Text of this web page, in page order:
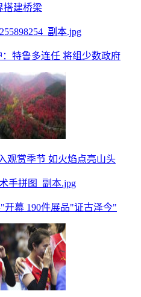
搭建桥梁
特鲁多连任 将组少数政府
观赏季节 如火焰点亮山头
开幕 190件展品"证古泽今"